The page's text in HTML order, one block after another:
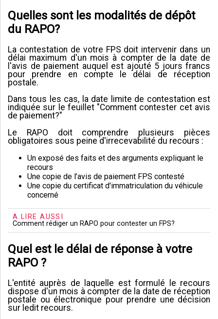
Quelles sont les modalités de dépôt
du RAPO?
La contestation de votre FPS doit intervenir dans un
délai maximum d'un mois à compter de la date de
l'avis de paiement auquel est ajouté 5 jours francs
pour prendre en compte le délai de réception
postale.
Dans tous les cas, la date limite de contestation est
indiquée sur le feuillet "Comment contester cet avis
de paiement?"
Le RAPO doit comprendre plusieurs pièces
obligatoires sous peine d'irrecevabilité du recours :
Un exposé des faits et des arguments expliquant le
recours
Une copie de l’avis de paiement FPS contesté
Une copie du certificat d'immatriculation du véhicule
concerné
A LIRE AUSSI
Comment rédiger un RAPO pour contester un FPS?
Quel est le délai de réponse à votre
RAPO ?
L'entité auprès de laquelle est formulé le recours
dispose d'un mois à compter de la date de réception
postale ou électronique pour prendre une décision
sur ledit recours.